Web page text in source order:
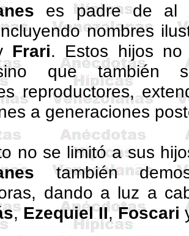
es padre de al
nombres
Frari. Estos hijos
que también
reproductores,
a generaciones
no se limitó a sus
también
dando a luz a
,Ezequiel II,Foscari